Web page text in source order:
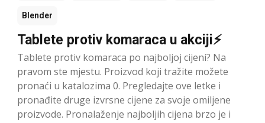
Blender
Tablete protiv komaraca u akciji⚡
Tablete protiv komaraca po najboljoj cijeni? Na
pravom ste mjestu. Proizvod koji tražite možete
pronaći u katalozima 0. Pregledajte ove letke i
pronađite druge izvrsne cijene za svoje omiljene
proizvode. Pronalaženje najboljih cijena brzo je i